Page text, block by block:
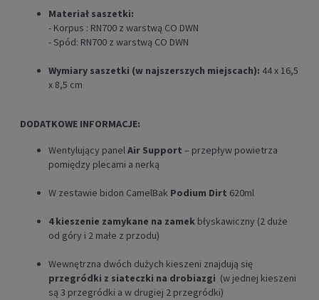
Materiał saszetki:
- Korpus : RN700 z warstwą CO DWN
- Spód: RN700 z warstwą CO DWN
Wymiary saszetki (w najszerszych miejscach): 44 x 16,5
x 8,5 cm
DODATKOWE INFORMACJE:
Wentylujący panelAir Support – przepływ powietrza
pomiędzy plecami a nerką
W zestawie bidon CamelBak Podium Dirt 620ml
4 kieszenie zamykane na zamek błyskawiczny (2 duże
od góry i 2 małe z przodu)
Wewnętrzna dwóch dużych kieszeni znajdują się
przegródki z siateczki na drobiazgi (w jednej kieszeni
są 3 przegródki a w drugiej 2 przegródki)